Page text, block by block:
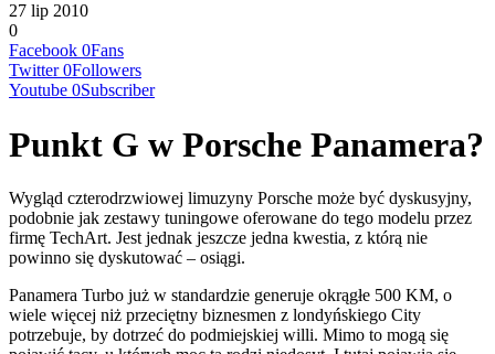
27 lip 2010
0
Facebook 0Fans
Twitter 0Followers
Youtube 0Subscriber
Punkt G w Porsche Panamera?
Wygląd czterodrzwiowej limuzyny Porsche może być dyskusyjny,
podobnie jak zestawy tuningowe oferowane do tego modelu przez
firmę TechArt. Jest jednak jeszcze jedna kwestia, z którą nie
powinno się dyskutować – osiągi.
Panamera Turbo już w standardzie generuje okrągłe 500 KM, o
wiele więcej niż przeciętny biznesmen z londyńskiego City
potrzebuje, by dotrzeć do podmiejskiej willi. Mimo to mogą się